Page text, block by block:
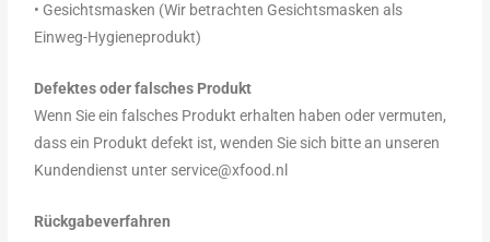
• Gesichtsmasken (Wir betrachten Gesichtsmasken als
Einweg-Hygieneprodukt)
Defektes oder falsches Produkt
Wenn Sie ein falsches Produkt erhalten haben oder vermuten,
dass ein Produkt defekt ist, wenden Sie sich bitte an unseren
Kundendienst unter service@xfood.nl
Rückgabeverfahren